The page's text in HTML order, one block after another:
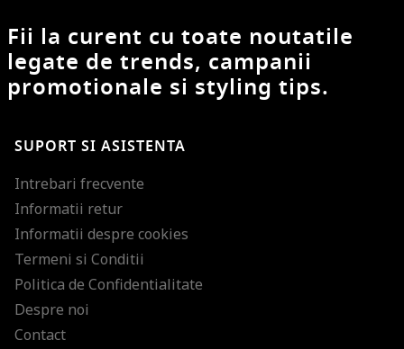
Fii la curent cu toate noutatile
legate de trends, campanii
promotionale si styling tips.
SUPORT SI ASISTENTA
Intrebari frecvente
Informatii retur
Informatii despre cookies
Termeni si Conditii
Politica de Confidentialitate
Despre noi
Contact